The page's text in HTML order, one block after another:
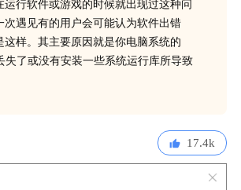
运行软件或游戏的时候就出现过这种问
次遇见有的用户会可能认为软件出错
这样。其主要原因就是你电脑系统的
失了或没有安装一些系统运行库所导致
17.4k